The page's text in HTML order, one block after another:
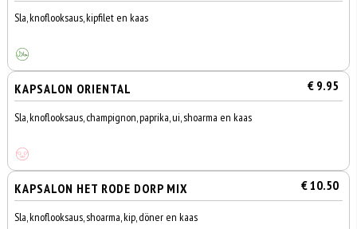
Sla, knoflooksaus, kipfilet en kaas
KAPSALON ORIENTAL € 9.95
Sla, knoflooksaus, champignon, paprika, ui, shoarma en kaas
KAPSALON HET RODE DORP MIX € 10.50
Sla, knoflooksaus, shoarma, kip, döner en kaas